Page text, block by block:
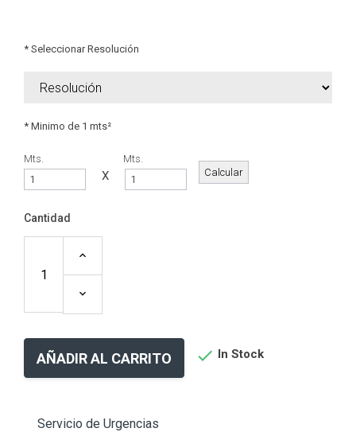
* Seleccionar Resolución
* Minimo de 1 mts²
Mts.
X
Mts.
Cantidad
AÑADIR AL CARRITO  In Stock
Servicio de Urgencias